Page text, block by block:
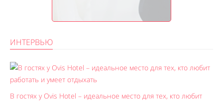
ИНТЕРВЬЮ
В гостях у Ovis Hotel – идеальное место для тех, кто любит